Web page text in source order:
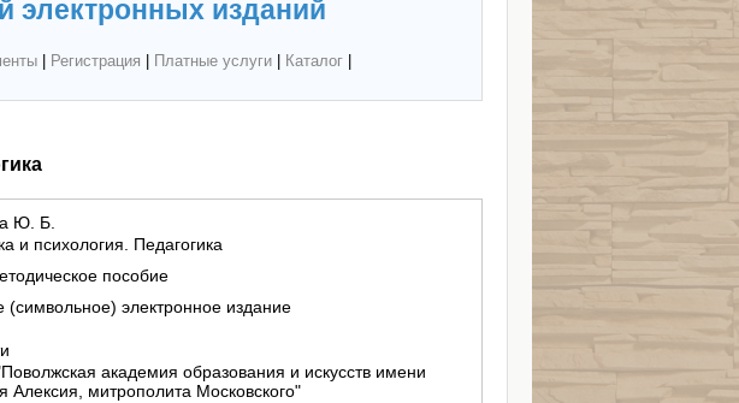
электронных изданий
| Регистрация Платные услуги| Каталог|
Ю. Б.
и психология. Педагогика
пособие
(символьное) электронное издание
академия образования и искусств имени
Алексия, митрополита Московского"